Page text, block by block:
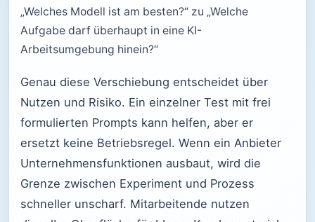
„Welches Modell ist am besten?“ zu „Welche
Aufgabe darf überhaupt in eine KI-
Arbeitsumgebung hinein?“
Genau diese Verschiebung entscheidet über
Nutzen und Risiko. Ein einzelner Test mit frei
formulierten Prompts kann helfen, aber er
ersetzt keine Betriebsregel. Wenn ein Anbieter
Unternehmensfunktionen ausbaut, wird die
Grenze zwischen Experiment und Prozess
schneller unscharf. Mitarbeitende nutzen